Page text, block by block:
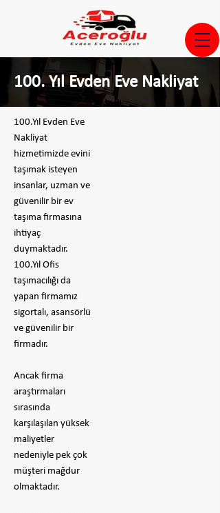
100. Yıl Evden Eve Nakliyat
100.Yıl Evden Eve
Nakliyat
hizmetimizde evini
taşımak isteyen
insanlar, uzman ve
güvenilir bir ev
taşıma firmasına
ihtiyaç
duymaktadır.
100.Yıl Ofis
taşımacılığı da
yapan firmamız
sigortalı, asansörlü
ve güvenilir bir
firmadır.
​Ancak firma
araştırmaları
sırasında
karşılaşılan yüksek
maliyetler
nedeniyle pek çok
müşteri mağdur
olmaktadır.